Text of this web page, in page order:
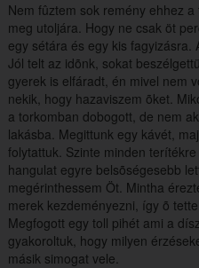
Nem fûztem sok remény ehhez
meg utoljára. Hogy ne csak öt
egy sétára és egy kis
Jól telt az idõnk, sokat
gyerek is elfáradt, én mivel nem
nekik, hogy hazaviszem õket.
a torkomban dobogott, de nem
lakásba. Megittunk egy kávét,
folytattuk. Szinte minden
hangulat egyre belsõségesebb
megérinthessem Öt. Mintha
merek kezdeményezni, így õ
Megfogott egy toll pihét ami a
gyakoroltuk, hogy milyen
másik simogat vele.